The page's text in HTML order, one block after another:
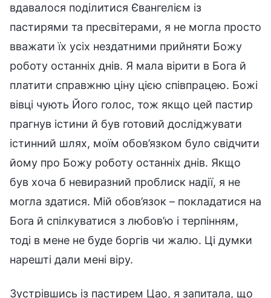
вдавалося поділитися Євангелієм із
пастирями та пресвітерами, я не могла просто
вважати їх усіх нездатними прийняти Божу
роботу останніх днів. Я мала вірити в Бога й
платити справжню ціну цією співпрацею. Божі
вівці чують Його голос, тож якщо цей пастир
прагнув істини й був готовий досліджувати
істинний шлях, моїм обов’язком було свідчити
йому про Божу роботу останніх днів. Якщо
був хоча б невиразний проблиск надії, я не
могла здатися. Мій обов’язок – покладатися на
Бога й спілкуватися з любов’ю і терпінням,
тоді в мене не буде боргів чи жалю. Ці думки
нарешті дали мені віру.
Зустрівшись із пастирем Цао, я запитала, що